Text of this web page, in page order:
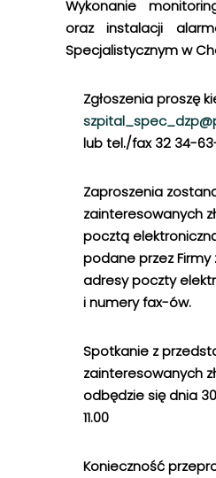
Wykonanie
oraz instalacji
Specjalistycznym w
Zgłoszenia proszę
lub tel./fax 32 34-
Zaproszenia
zainteresowanych
pocztą
podane przez
adresy poczty
i numery fax-ów.
Spotkanie z
zainteresowanych
odbędzie się dnia
11.00
Konieczność